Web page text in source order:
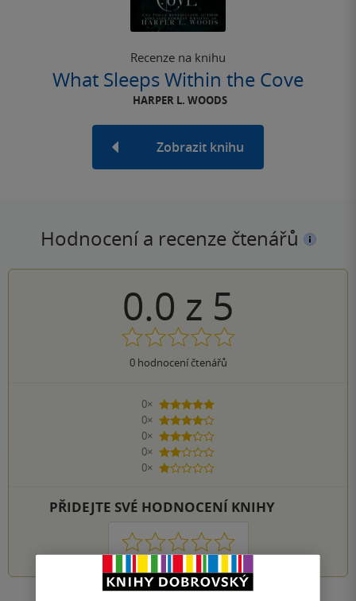
Recenze na knihu
What Sleeps Within the Cove
HARPER L. WOODS
Zobrazit knihu
Hodnocení a recenze čtenářů
0.0 z 5
0hodnocení čtenářů
0×
5 hvězdiček
0×
4 hvězdičky
0×
3 hvězdičky
0×
2 hvězdičky
0×
1 hvezdička
PŘIDEJTE SVÉ HODNOCENÍ KNIHY
1 2 3 4 5